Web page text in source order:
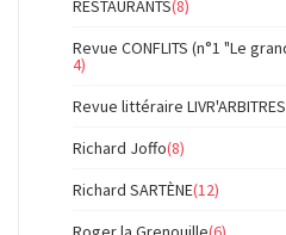
RESTAURANTS(8)
Revue CONFLITS (n°1 "Le
4)
Revue littéraire LIVR'ARBITRES
Richard Joffo(8)
Richard SARTÈNE(12)